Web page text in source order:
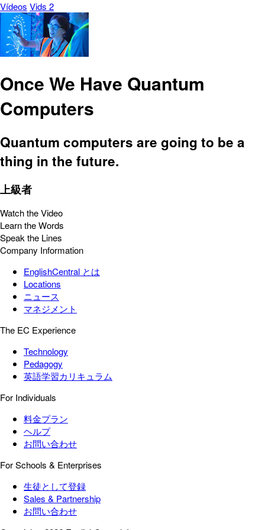
Vídeos Vids 2
Once We Have Quantum
Computers
Quantum computers are going to be a
thing in the future.
上級者
Watch the Video
Learn the Words
Speak the Lines
Company Information
EnglishCentral とは
Locations
ニュース
マネジメント
The EC Experience
Technology
Pedagogy
英語学習カリキュラム
For Individuals
料金プラン
ヘルプ
お問い合わせ
For Schools & Enterprises
生徒として登録
Sales & Partnership
お問い合わせ